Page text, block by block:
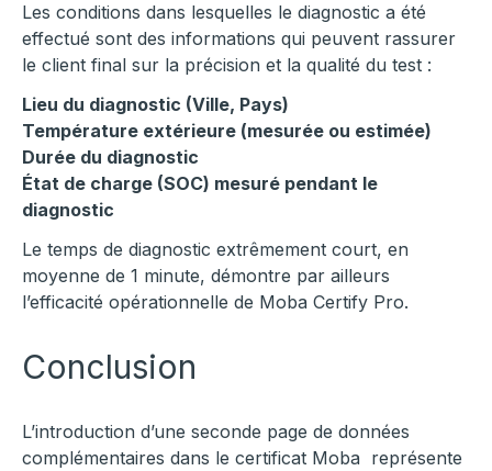
Les conditions dans lesquelles le diagnostic a été
effectué sont des informations qui peuvent rassurer
le client final sur la précision et la qualité du test :
Lieu du diagnostic (Ville, Pays)
Température extérieure (mesurée ou estimée)
Durée du diagnostic
État de charge (SOC) mesuré pendant le
diagnostic
Le temps de diagnostic extrêmement court, en
moyenne de 1 minute, démontre par ailleurs
l’efficacité opérationnelle de Moba Certify Pro.
Conclusion
L’introduction d’une seconde page de données
complémentaires dans le certificat Moba représente